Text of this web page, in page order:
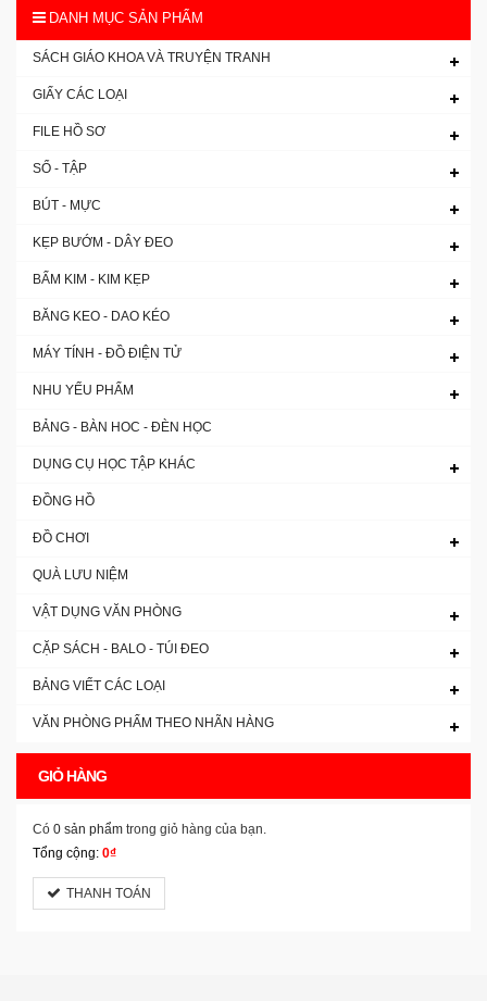
DANH MỤC SẢN PHẨM
SÁCH GIÁO KHOA VÀ TRUYỆN TRANH
GIẤY CÁC LOẠI
FILE HỒ SƠ
SỔ - TẬP
BÚT - MỰC
KẸP BƯỚM - DÂY ĐEO
BẤM KIM - KIM KẸP
BĂNG KEO - DAO KÉO
MÁY TÍNH - ĐỒ ĐIỆN TỬ
NHU YẾU PHẨM
BẢNG - BÀN HOC - ĐÈN HỌC
DỤNG CỤ HỌC TẬP KHÁC
ĐỒNG HỒ
ĐỒ CHƠI
QUÀ LƯU NIỆM
VẬT DỤNG VĂN PHÒNG
CẶP SÁCH - BALO - TÚI ĐEO
BẢNG VIẾT CÁC LOẠI
VĂN PHÒNG PHẨM THEO NHÃN HÀNG
GIỎ HÀNG
Có 0 sản phẩm trong giỏ hàng của bạn.
Tổng cộng: 0₫
THANH TOÁN